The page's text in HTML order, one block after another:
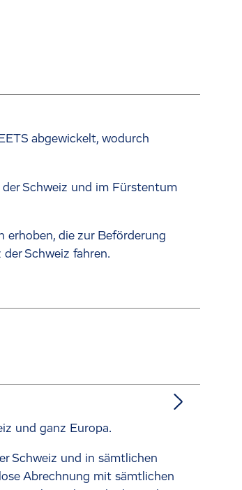
abgewickelt, wodurch
der Schweiz und im Fürstentum
erhoben, die zur Beförderung
Schweiz fahren.
und ganz Europa.
Schweiz und in sämtlichen
Abrechnung mit sämtlichen